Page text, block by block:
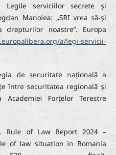
Legile serviciilor secrete și
Manolea: „SRI vrea să-și
noastre”. Europa
a/legi-servicii-
de securitate națională a
între securitatea regională și
Academiei Forțelor Terestre
Rule of Law Report 2024 –
of law situation in Romania